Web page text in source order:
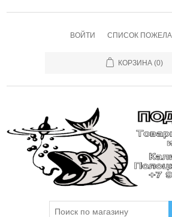
ВОЙТИ СПИСОК
КОРЗИНА (0)